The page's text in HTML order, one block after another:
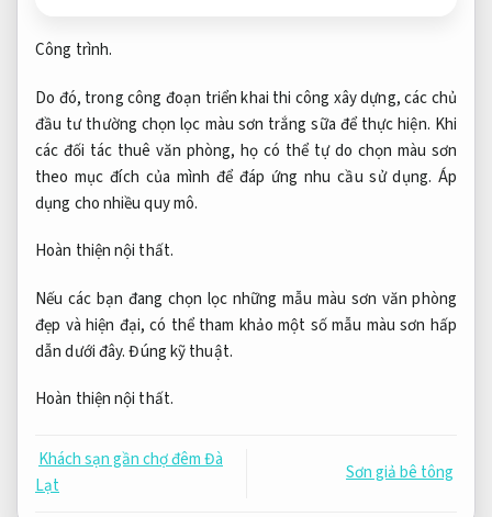
Công trình.
Do đó, trong công đoạn triển khai thi công xây dựng, các chủ
đầu tư thường chọn lọc màu sơn trắng sữa để thực hiện. Khi
các đối tác thuê văn phòng, họ có thể tự do chọn màu sơn
theo mục đích của mình để đáp ứng nhu cầu sử dụng. Áp
dụng cho nhiều quy mô.
Hoàn thiện nội thất.
Nếu các bạn đang chọn lọc những mẫu màu sơn văn phòng
đẹp và hiện đại, có thể tham khảo một số mẫu màu sơn hấp
dẫn dưới đây.Đúng kỹ thuật.
Hoàn thiện nội thất.
Khách sạn gần chợ đêm Đà
Lạt
Sơn giả bê tông